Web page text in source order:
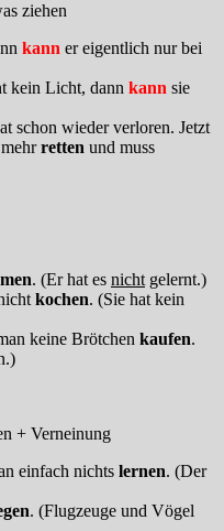
ziehen
kann er eigentlich nur bei
kein Licht, dann kann sie
schon wieder verloren. Jetzt
retten und muss
. (Er hat es nicht gelernt.)
kochen. (Sie hat kein
keine Brötchen kaufen.
+ Verneinung
einfach nichts lernen. (Der
. (Flugzeuge und Vögel